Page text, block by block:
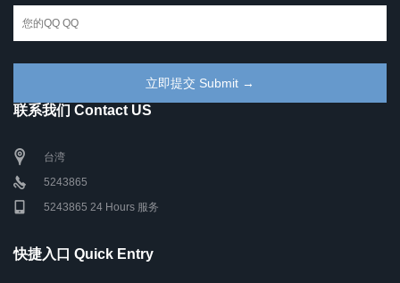
联系我们 Contact US
台湾
5243865
5243865 24 Hours 服务
快捷入口 Quick Entry